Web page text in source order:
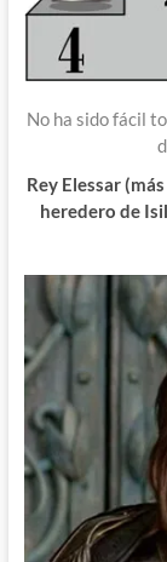
No ha sido fácil
Rey Elessar
heredero de